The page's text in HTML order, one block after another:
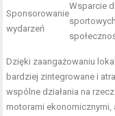
Sponsorowanie
wydarzeń
Wsparcie
Dzięki zaangażowaniu
bardziej zintegrowane i
wspólne działania na
motorami ekonomicznymi,